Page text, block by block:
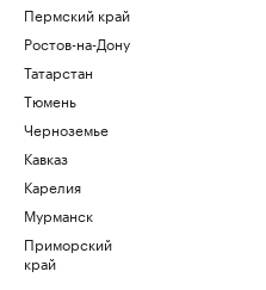
Пермский край
Ростов-на-Дону
Татарстан
Тюмень
Черноземье
Кавказ
Карелия
Мурманск
Приморский
край